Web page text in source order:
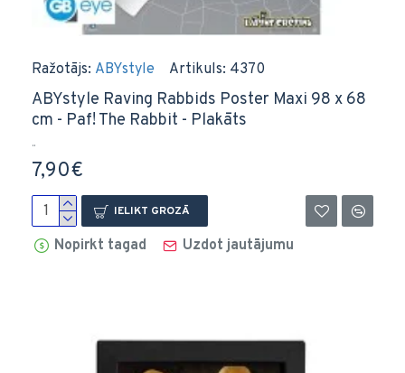
Ražotājs: ABYstyle Artikuls: 4370
ABYstyle Raving Rabbids Poster Maxi 98 x 68
cm - Paf! The Rabbit - Plakāts
..
7,90€
IELIKT GROZĀ
Nopirkt tagad Uzdot jautājumu